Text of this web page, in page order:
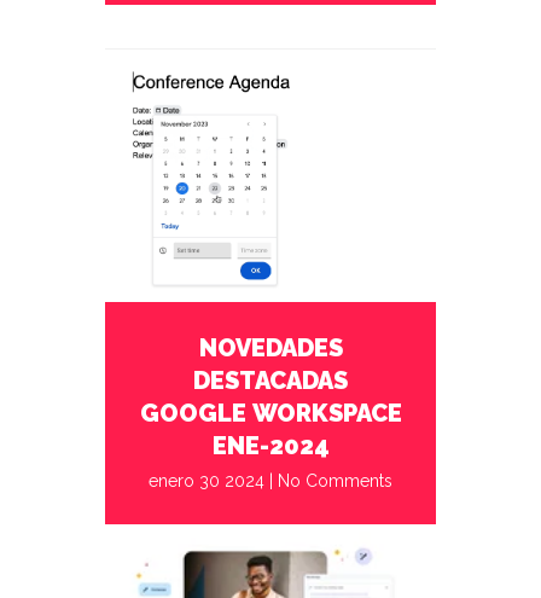
NOVEDADES
DESTACADAS
GOOGLE WORKSPACE
ENE-2024
enero 30 2024 No Comments
enero 30 2024